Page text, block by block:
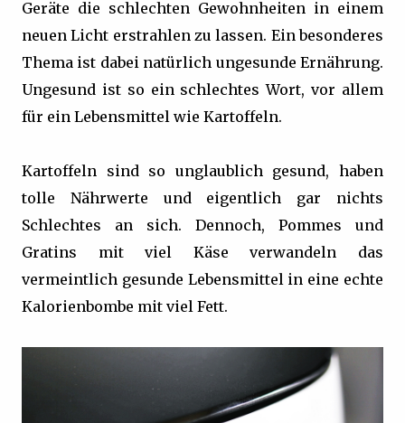
Geräte die schlechten Gewohnheiten in einem
neuen Licht erstrahlen zu lassen. Ein besonderes
Thema ist dabei natürlich ungesunde Ernährung.
Ungesund ist so ein schlechtes Wort, vor allem
für ein Lebensmittel wie Kartoffeln.
Kartoffeln sind so unglaublich gesund, haben
tolle Nährwerte und eigentlich gar nichts
Schlechtes an sich. Dennoch, Pommes und
Gratins mit viel Käse verwandeln das
vermeintlich gesunde Lebensmittel in eine echte
Kalorienbombe mit viel Fett.